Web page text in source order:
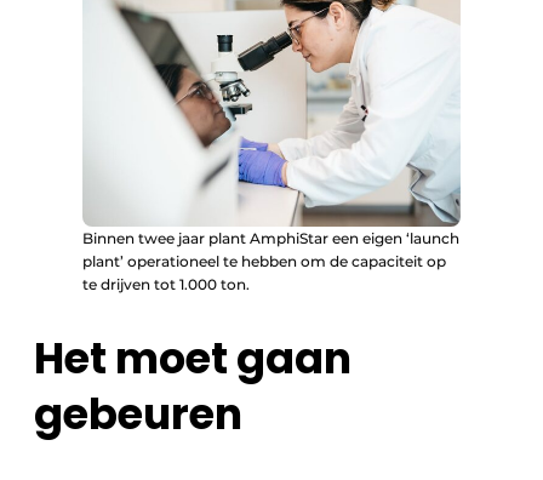
Binnen twee jaar plant AmphiStar een eigen ‘launch
plant’ operationeel te hebben om de capaciteit op
te drijven tot 1.000 ton.
Het moet gaan
gebeuren